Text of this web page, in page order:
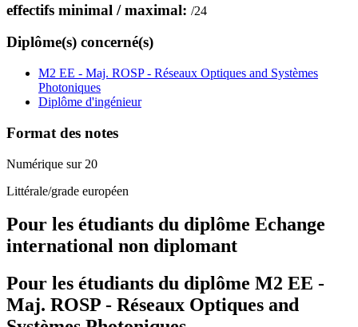
effectifs minimal / maximal: /24
Diplôme(s) concerné(s)
M2 EE - Maj. ROSP - Réseaux Optiques and Systèmes
Photoniques
Diplôme d'ingénieur
Format des notes
Numérique sur 20
Littérale/grade européen
Pour les étudiants du diplôme Echange
international non diplomant
Pour les étudiants du diplôme M2 EE -
Maj. ROSP - Réseaux Optiques and